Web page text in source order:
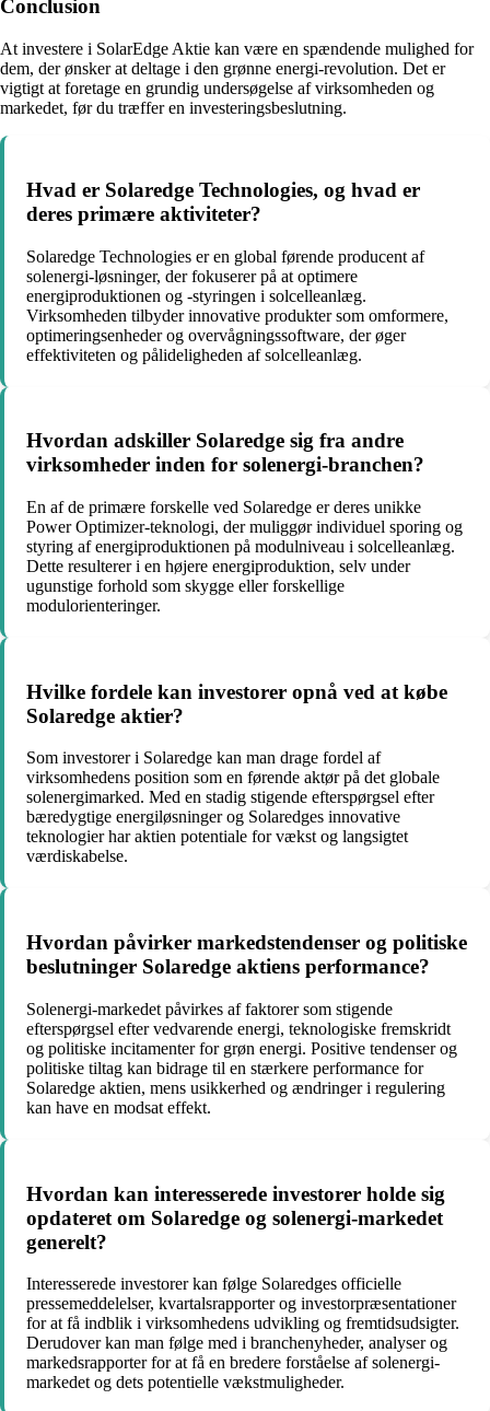
Conclusion
At investere i SolarEdge Aktie kan være en spændende mulighed for
dem, der ønsker at deltage i den grønne energi-revolution. Det er
vigtigt at foretage en grundig undersøgelse af virksomheden og
markedet, før du træffer en investeringsbeslutning.
Hvad er Solaredge Technologies, og hvad er
deres primære aktiviteter?
Solaredge Technologies er en global førende producent af
solenergi-løsninger, der fokuserer på at optimere
energiproduktionen og -styringen i solcelleanlæg.
Virksomheden tilbyder innovative produkter som omformere,
optimeringsenheder og overvågningssoftware, der øger
effektiviteten og pålideligheden af solcelleanlæg.
Hvordan adskiller Solaredge sig fra andre
virksomheder inden for solenergi-branchen?
En af de primære forskelle ved Solaredge er deres unikke
Power Optimizer-teknologi, der muliggør individuel sporing og
styring af energiproduktionen på modulniveau i solcelleanlæg.
Dette resulterer i en højere energiproduktion, selv under
ugunstige forhold som skygge eller forskellige
modulorienteringer.
Hvilke fordele kan investorer opnå ved at købe
Solaredge aktier?
Som investorer i Solaredge kan man drage fordel af
virksomhedens position som en førende aktør på det globale
solenergimarked. Med en stadig stigende efterspørgsel efter
bæredygtige energiløsninger og Solaredges innovative
teknologier har aktien potentiale for vækst og langsigtet
værdiskabelse.
Hvordan påvirker markedstendenser og politiske
beslutninger Solaredge aktiens performance?
Solenergi-markedet påvirkes af faktorer som stigende
efterspørgsel efter vedvarende energi, teknologiske fremskridt
og politiske incitamenter for grøn energi. Positive tendenser og
politiske tiltag kan bidrage til en stærkere performance for
Solaredge aktien, mens usikkerhed og ændringer i regulering
kan have en modsat effekt.
Hvordan kan interesserede investorer holde sig
opdateret om Solaredge og solenergi-markedet
generelt?
Interesserede investorer kan følge Solaredges officielle
pressemeddelelser, kvartalsrapporter og investorpræsentationer
for at få indblik i virksomhedens udvikling og fremtidsudsigter.
Derudover kan man følge med i branchenyheder, analyser og
markedsrapporter for at få en bredere forståelse af solenergi-
markedet og dets potentielle vækstmuligheder.